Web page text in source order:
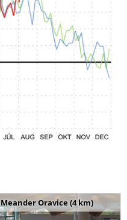
Meander Oravice (4 km)